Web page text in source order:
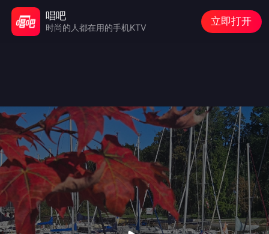
唱吧
时尚的人都在用的手机KTV
立即打开